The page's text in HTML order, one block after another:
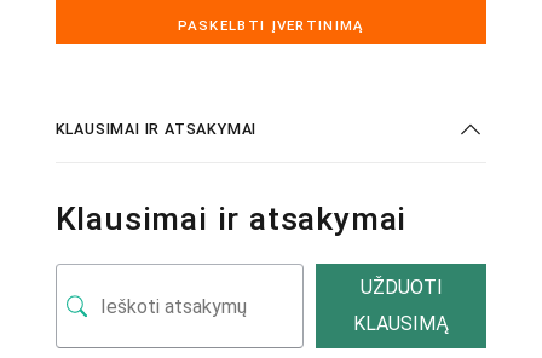
KLAUSIMAI IR ATSAKYMAI
Klausimai ir atsakymai
UŽDUOTI
KLAUSIMĄ